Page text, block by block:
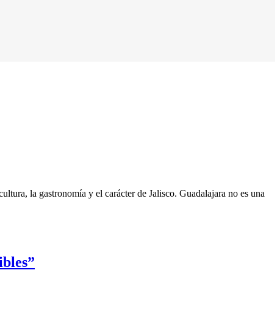
la gastronomía y el carácter de Jalisco. Guadalajara no es una